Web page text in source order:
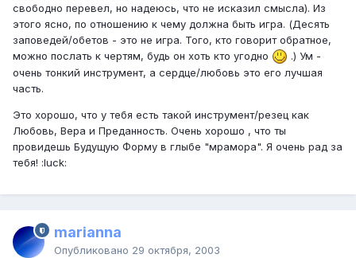
свободно перевел, но надеюсь, что не исказил смысла). Из
этого ясно, по отношению к чему должна быть игра. (Десять
заповедей/обетов - это не игра. Того, кто говорит обратное,
можно послать к чертям, будь он хоть кто угодно
.) Ум -
очень тонкий инструмент, а сердце/любовь это его лучшая
часть.
Это хорошо, что у тебя есть такой инструмент/резец как
Любовь, Вера и Преданность. Очень хорошо , что ты
провидешь Будущую Форму в глыбе "мрамора". Я очень рад за
тебя! :luck:
marianna
Опубликовано 29 октября, 2003